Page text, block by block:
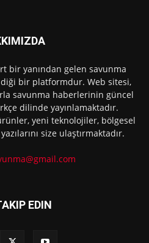
bir yanından gelen savunma
bir platformdur. Web sitesi,
savunma haberlerinin güncel
dilinde yayınlamaktadır.
yeni teknolojiler, bölgesel
size ulaştırmaktadır.
EDIN